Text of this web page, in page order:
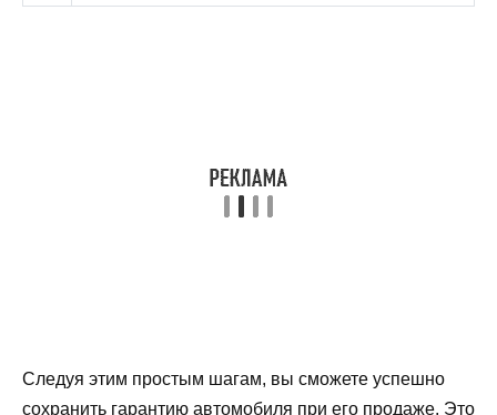
Следуя этим простым шагам, вы сможете успешно
сохранить гарантию автомобиля при его продаже. Это